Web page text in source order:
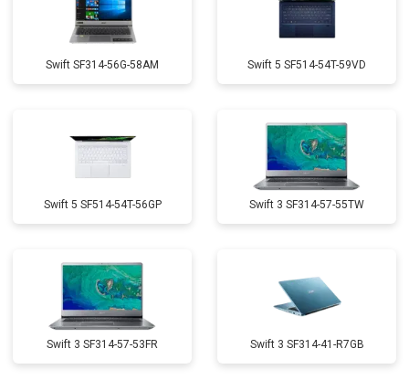
Swift SF314-56G-58AM Swift 5 SF514-54T-59VD
Swift 5 SF514-54T-56GP Swift 3 SF314-57-55TW
Swift 3 SF314-57-53FR Swift 3 SF314-41-R7GB